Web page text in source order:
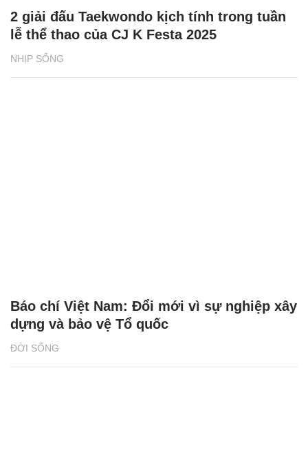
NHỊP SỐNG
2 giải đấu Taekwondo kịch tính trong tuần
lễ thể thao của CJ K Festa 2025
ĐỜI SỐNG
Báo chí Việt Nam: Đổi mới vì sự nghiệp xây
dựng và bảo vệ Tổ quốc